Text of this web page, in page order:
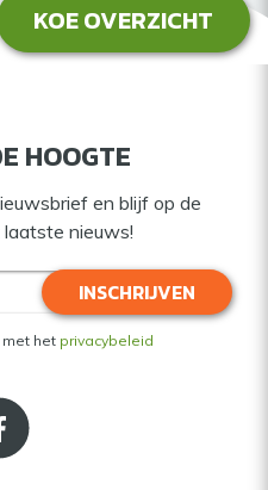
KOE OVERZICHT
HOOGTE
en blijf op de
nieuws!
INSCHRIJVEN
met het privacybeleid